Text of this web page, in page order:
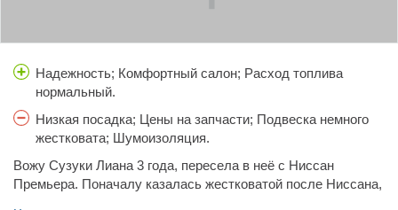
Надежность; Комфортный салон; Расход топлива
нормальный.
Низкая посадка; Цены на запчасти; Подвеска немного
жестковата; Шумоизоляция.
Вожу Сузуки Лиана 3 года, пересела в неё с Ниссан
Премьера. Поначалу казалась жестковатой после Ниссана,